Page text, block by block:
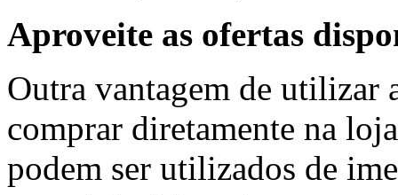
Aproveite as ofertas
Outra vantagem de utilizar
comprar diretamente na
podem ser utilizados de